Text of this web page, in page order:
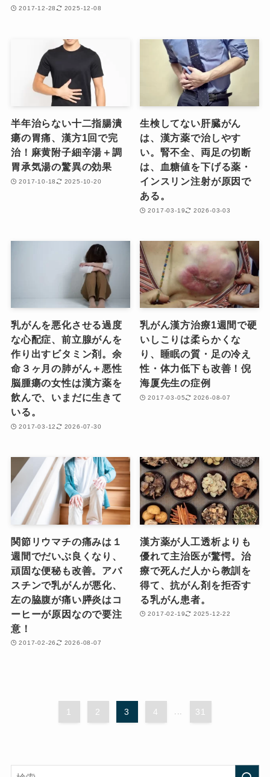
2017-12-28 2025-12-08
半年治らない十二指腸潰
瘍の胃痛、漢方1回で完
治！麻黄附子細辛湯＋調
胃承気湯の驚異の効果
2017-10-18 2025-10-20
生検してない肝臓がん
は、漢方薬で治しやす
い。腎不全、両足の切断
は、血糖値を下げる薬・
インスリン注射が原因で
ある。
2017-03-19 2026-03-03
乳がんを悪化させる過度
な心配症、前立腺がんを
作り出すビタミン剤。余
命３ヶ月の肺がん＋悪性
脳腫瘍の女性は漢方薬を
飲んで、いまだに生きて
いる。
2017-03-12 2026-07-30
乳がん漢方治療1週間で硬
いしこりは柔らかくな
り、睡眠の質・足の冷え
性・体力低下も改善！倪
海厦先生の症例
2017-03-05 2026-08-07
関節リウマチの痛みは１
週間でだいぶ良くなり、
頑固な便秘も改善。アバ
スチンで乳がんが悪化、
左の脇腹が痛い膵炎はコ
ーヒーが原因なので要注
意！
2017-02-26 2026-08-07
漢方薬が人工透析よりも
優れて主治医が驚愕。治
療で死んだ人から教訓を
得て、抗がん剤を拒否す
る乳がん患者。
2017-02-19 2025-12-22
1 2 3 4 31